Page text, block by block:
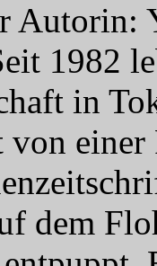
Autorin:
1982
in
von
dem